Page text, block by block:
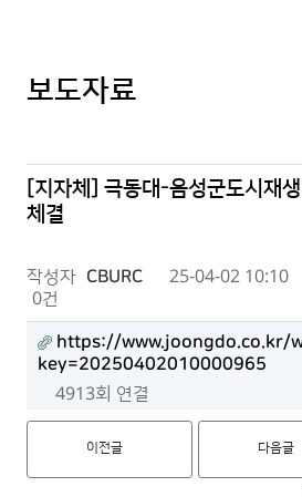
보도자료
[지자체] 극동대-음성군도시재
체결
작성자 CBURC 25-04-02 10:10
0건
https://www.joongdo.co.kr/
key=20250402010000965
4913회 연결
이전글 다음글